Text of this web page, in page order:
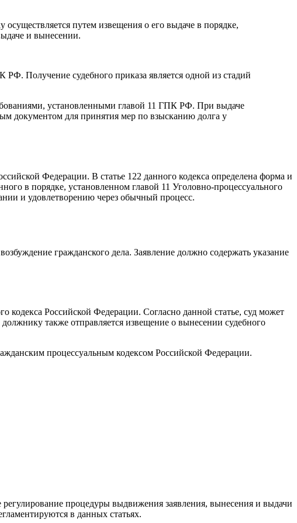
путем извещения о его выдаче в порядке,
и вынесении.
Получение судебного приказа является одной из стадий
установленными главой 11 ГПК РФ. При выдаче
документом для принятия мер по взысканию долга у
Федерации. В статье 122 данного кодекса определена форма и
в порядке, установленном главой 11 Уголовно-процессуального
и удовлетворению через обычный процесс.
гражданского дела. Заявление должно содержать указание
кодекса Российской Федерации. Согласно данной статье, суд может
также отправляется извещение о вынесении судебного
процессуальным кодексом Российской Федерации.
процедуры выдвижения заявления, вынесения и выдачи
в данных статьях.